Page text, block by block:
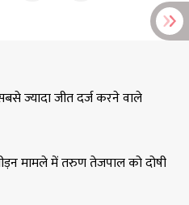
ज्यादा जीत दर्ज करने वाले
मामले में तरुण तेजपाल को दोषी